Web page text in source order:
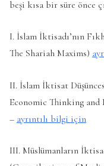
beşi kısa bir süre önce
I. İslam İktisadı’nın
The Shariah Maxims)
II. İslam İktisat
Economic Thinking
– ayrıntılı bilgi için
III. Müslümanların